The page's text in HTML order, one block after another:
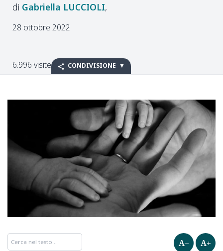
Gabriella LUCCIOLI
28 ottobre 2022
6.996 visite CONDIVISIONE
A– A+